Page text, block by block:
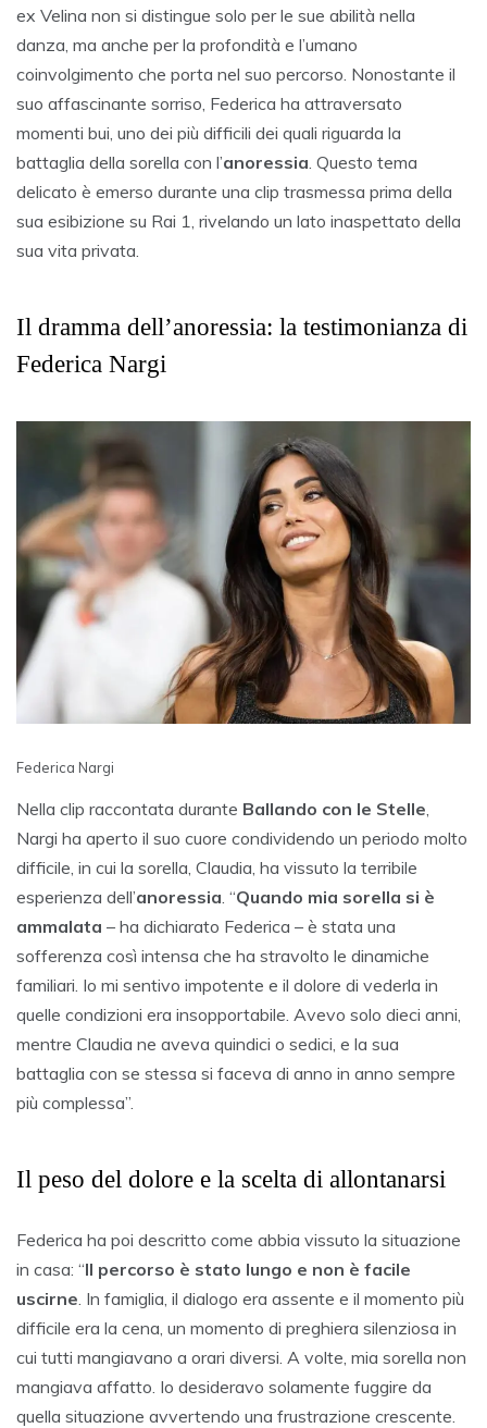
ex Velina non si distingue solo per le sue abilità nella
danza, ma anche per la profondità e l’umano
coinvolgimento che porta nel suo percorso. Nonostante il
suo affascinante sorriso, Federica ha attraversato
momenti bui, uno dei più difficili dei quali riguarda la
battaglia della sorella con l’anoressia . Questo tema
delicato è emerso durante una clip trasmessa prima della
sua esibizione su Rai 1, rivelando un lato inaspettato della
sua vita privata.
Il dramma dell’anoressia: la testimonianza di
Federica Nargi
Federica Nargi
Nella clip raccontata durante Ballando con le Stelle,
Nargi ha aperto il suo cuore condividendo un periodo molto
difficile, in cui la sorella, Claudia, ha vissuto la terribile
esperienza dell’anoressia. “Quando mia sorella si è
ammalata – ha dichiarato Federica – è stata una
sofferenza così intensa che ha stravolto le dinamiche
familiari. Io mi sentivo impotente e il dolore di vederla in
quelle condizioni era insopportabile. Avevo solo dieci anni,
mentre Claudia ne aveva quindici o sedici, e la sua
battaglia con se stessa si faceva di anno in anno sempre
più complessa”.
Il peso del dolore e la scelta di allontanarsi
Federica ha poi descritto come abbia vissuto la situazione
in casa: “Il percorso è stato lungo e non è facile
uscirne. In famiglia, il dialogo era assente e il momento più
difficile era la cena, un momento di preghiera silenziosa in
cui tutti mangiavano a orari diversi. A volte, mia sorella non
mangiava affatto. Io desideravo solamente fuggire da
quella situazione avvertendo una frustrazione crescente.